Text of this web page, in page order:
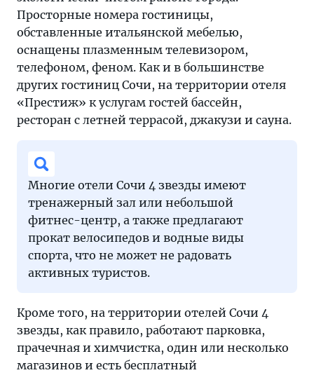
Просторные номера гостиницы,
обставленные итальянской мебелью,
оснащены плазменным телевизором,
телефоном, феном. Как и в большинстве
других гостиниц Сочи, на территории отеля
«Престиж» к услугам гостей бассейн,
ресторан с летней террасой, джакузи и сауна.
Многие отели Сочи 4 звезды имеют
тренажерный зал или небольшой
фитнес-центр, а также предлагают
прокат велосипедов и водные виды
спорта, что не может не радовать
активных туристов.
Кроме того, на территории отелей Сочи 4
звезды, как правило, работают парковка,
прачечная и химчистка, один или несколько
магазинов и есть бесплатный